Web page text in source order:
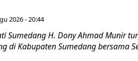
2026 - 20:44
Sumedang H. Dony Ahmad Munir
di Kabupaten Sumedang bersama